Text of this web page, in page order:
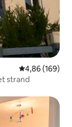
Gemiddelde
4,86 (169)
strand